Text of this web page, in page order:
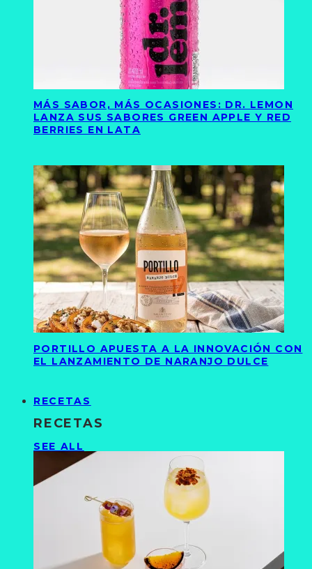
MÁS SABOR, MÁS OCASIONES: DR. LEMON
LANZA SUS SABORES GREEN APPLE Y RED
BERRIES EN LATA
PORTILLO APUESTA A LA INNOVACIÓN CON
EL LANZAMIENTO DE NARANJO DULCE
RECETAS
RECETAS
SEE ALL